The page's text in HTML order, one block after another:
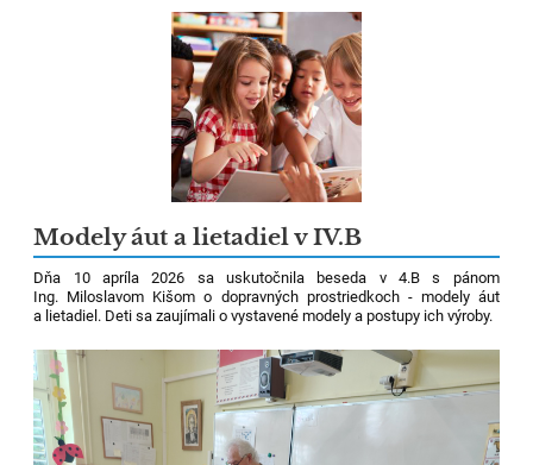
Modely áut a lietadiel v IV.B
Dňa 10 apríla 2026 sa uskutočnila beseda v 4.B s pánom
Ing. Miloslavom Kišom o dopravných prostriedkoch - modely áut
a lietadiel. Deti sa zaujímali o vystavené modely a postupy ich výroby.